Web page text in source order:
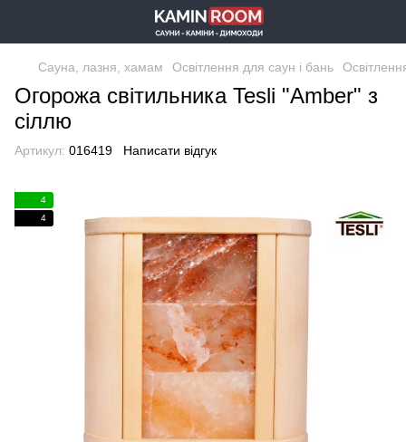
Сауна, лазня, хамам Освітлення для саун і бань
Огорожа світильника Tesli "Amber" з
сіллю
Артикул: 016419 Написати відгук
4
4